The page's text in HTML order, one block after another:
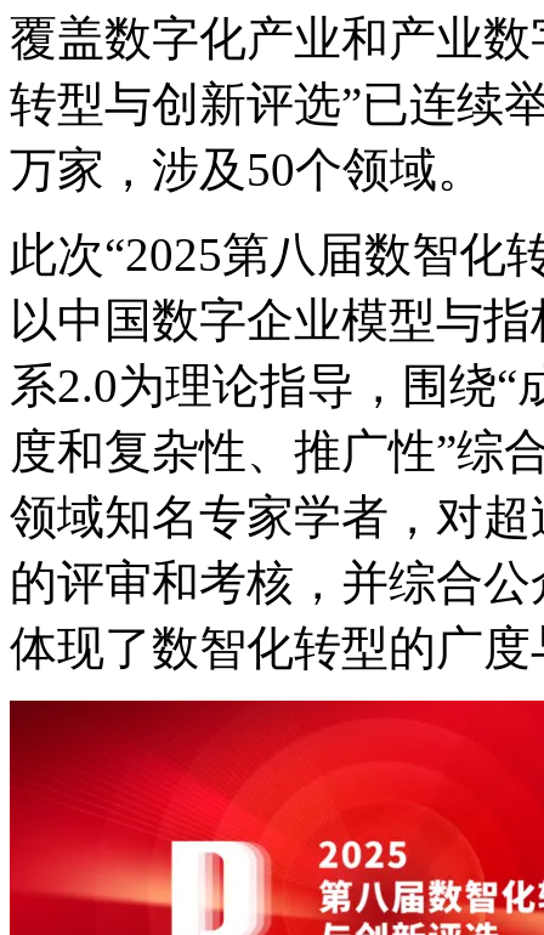
覆盖数字化产业和产业数
转型与创新评选”已连续举
万家，涉及50个领域。
此次“2025第八届数智化
以中国数字企业模型与指
系2.0为理论指导，围绕“成
度和复杂性、推广性”综
领域知名专家学者，
的评审和考核，并综合
体现了数智化转型的广